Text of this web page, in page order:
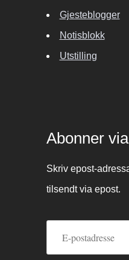
Gjesteblogger
Notisblokk
Utstilling
Abonner
Skriv epost-
tilsendt via epost.